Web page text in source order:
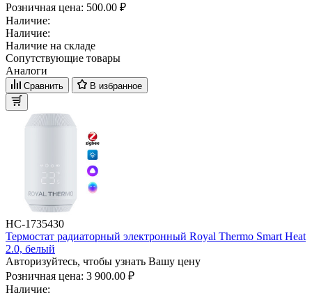
Розничная цена: 500.00 ₽
Наличие:
Наличие:
Наличие на складе
Сопутствующие товары
Аналоги
Сравнить В избранное
НС-1735430
Термостат радиаторный электронный Royal Thermo Smart Heat
2.0, белый
Авторизуйтесь, чтобы узнать Вашу цену
Розничная цена: 3 900.00 ₽
Наличие: